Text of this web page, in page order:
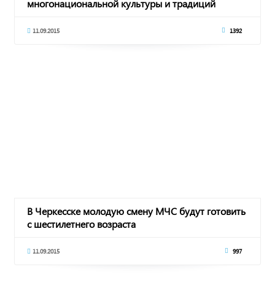
многонациональной культуры и традиций
11.09.2015 1392
В Черкесске молодую смену МЧС будут готовить
с шестилетнего возраста
11.09.2015 997